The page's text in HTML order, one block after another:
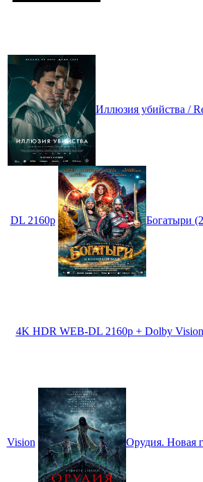
Иллюзия убийства /
DL 2160p Богатыри
4K HDR WEB-DL 2160p + Dolby Vision
Vision Орудия. Новая